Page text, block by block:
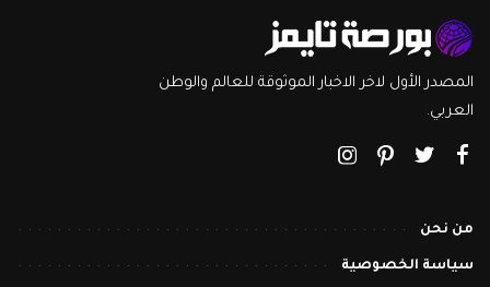
المصدر الأول لاخر الاخبار الموثوقة للعالم والوطن
العربي.
من نحن
سياسة الخصوصية